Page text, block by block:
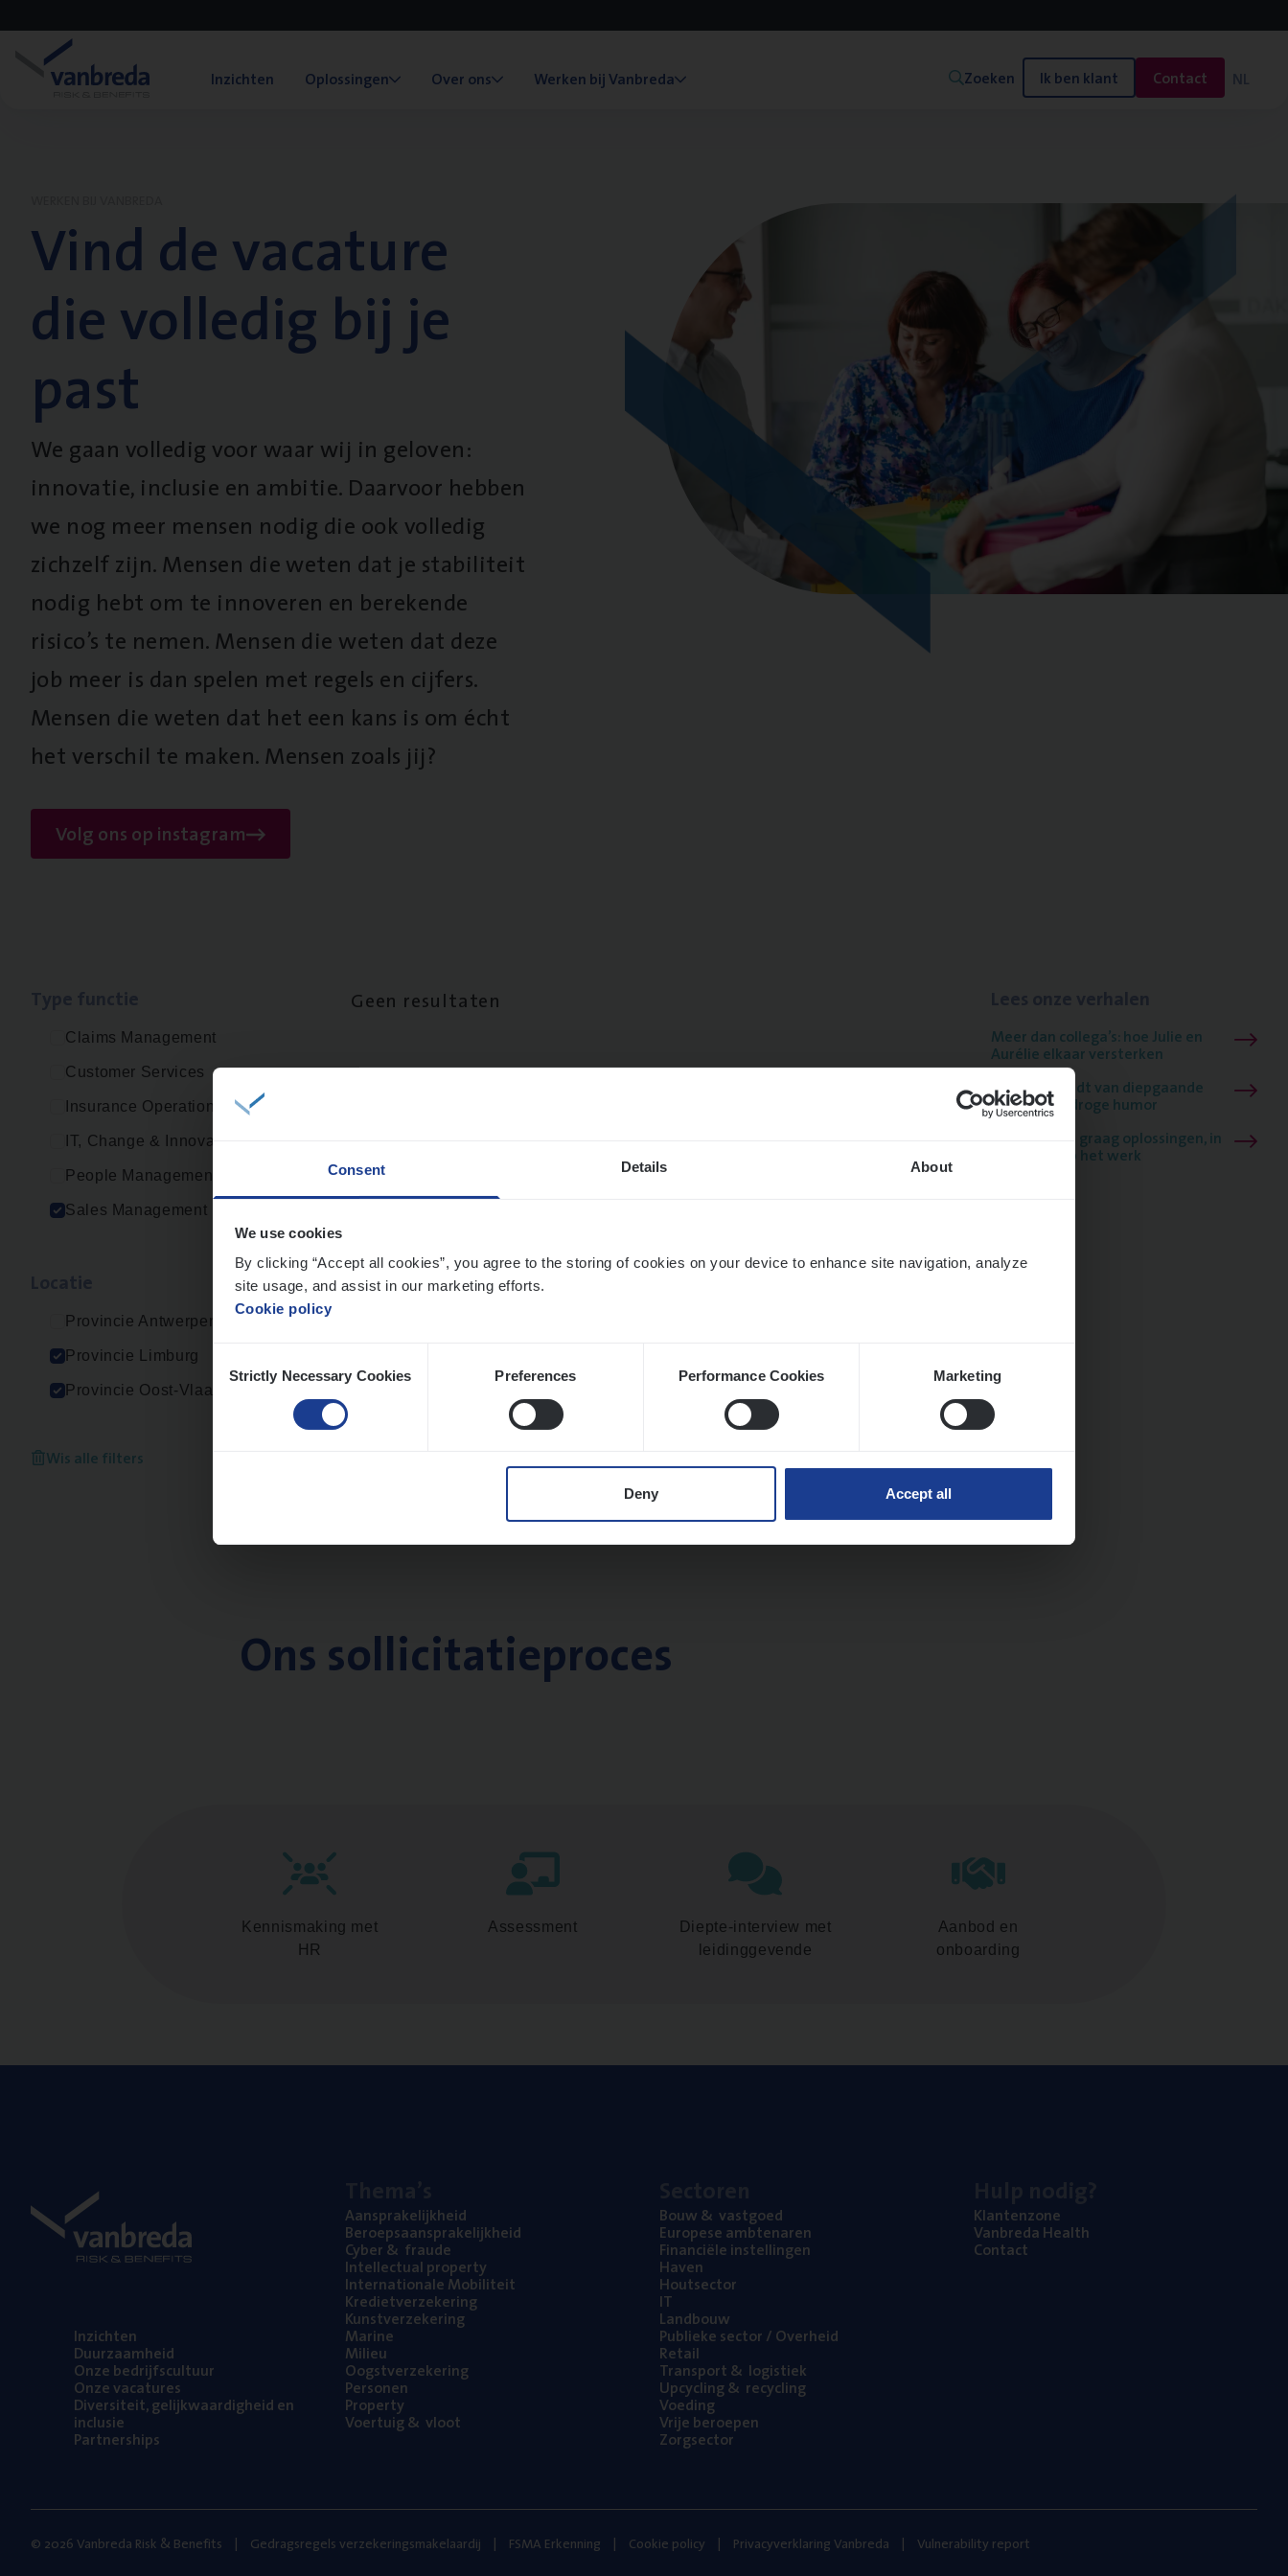
Consent Details About
We use cookies
By clicking “Accept all cookies”, you agree to the storing of cookies on your device to enhance site navigation, analyze
site usage, and assist in our marketing efforts.
Cookie policy
Selection
Strictly Necessary Cookies Preferences Performance Cookies Marketing
Deny Accept all
Inzichten Oplossingen Over ons Werken bij Vanbreda Zoeken Ik ben klant Contact NL
Vind de vacature
die volledig bij je
past
We gaan volledig voor waar wij in geloven:
innovatie, inclusie en ambitie. Daarvoor hebben
we nog meer mensen nodig die ook volledig
zichzelf zijn. Mensen die weten dat je stabiliteit
nodig hebt om te innoveren en berekende
risico’s te nemen. Mensen die weten dat deze
job meer is dan spelen met regels en cijfers.
Mensen die weten dat het een kans is om écht
het verschil te maken. Mensen zoals jij?
Volg ons op instagram
Claims Management
Customer Services
Insurance Operations
IT, Change & Innovation
People Management
Sales Management
Provincie Antwerpen
Provincie Limburg
Provincie Oost-Vlaanderen
Wis alle filters
Geen resultaten
Meer dan collega’s: hoe Julie en
Aurélie elkaar versterken
Mathias houdt van diepgaande
dossiers én droge humor
Thalia zoekt graag oplossingen, in
games én op het werk
Ons sollicitatieproces
Kennismaking met
HR
Assessment
Diepte-interview met
leidinggevende
Aanbod en
onboarding
Inzich­ten
Duur­zaam­heid
Onze bedrijfs­cul­tuur
Onze vaca­tu­res
Diver­si­teit, gelijk­waar­dig­heid en
inclusie
Part­ner­ships
Aan­spra­ke­lijk­heid
Beroeps­aan­spra­ke­lijk­heid
Cyber& fraude
Intel­lec­tu­al property
Inter­na­ti­o­na­le Mobiliteit
Kre­diet­ver­ze­ke­ring
Kunst­ver­ze­ke­ring
Mari­ne
Mili­eu
Oogst­ver­ze­ke­ring
Per­so­nen
Pro­per­ty
Voer­tuig& vloot
Bouw& vastgoed
Euro­pe­se ambtenaren
Finan­ci­ë­le instellingen
Haven
Hout­sec­tor
IT
Land­bouw
Publie­ke sec­tor / Overheid
Retail
Trans­port& logistiek
Upcy­cling& recycling
Voe­ding
Vrije beroe­pen
Zorg­sec­tor
Klan­ten­zo­ne
Van­b­re­da Health
Con­tact
© 2026 Vanbreda Risk & Benefits Gedragsregels verzekeringsmakelaardij FSMA Erkenning Cookie policy Privacyverklaring Vanbreda Vulnerability report